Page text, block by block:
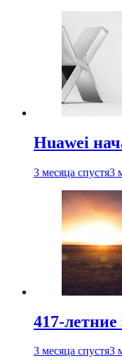
Huawei
3 месяца спустя3
417-
3 месяца спустя3